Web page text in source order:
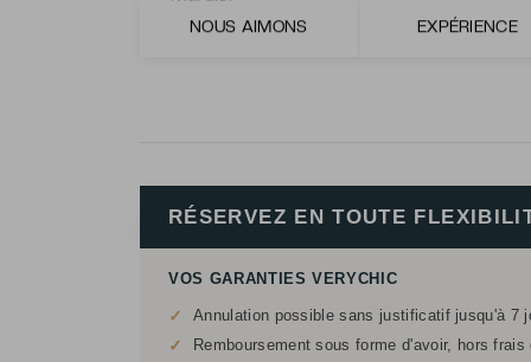
NOUS AIMONS EXPÉRIENCE
La décoration contemporaine et
RÉSERVEZ EN TOUTE
VOS GARANTIES VERYCHIC
✓ Annulation possible sans justificatif jusqu'à 7
✓ Remboursement sous forme d'avoir, hors